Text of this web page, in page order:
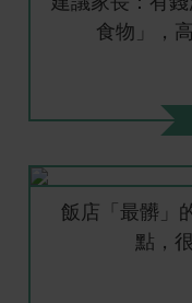
食物」，
飯店「最髒」
點，